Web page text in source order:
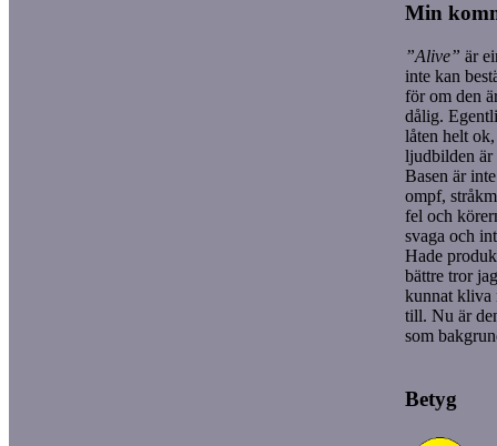
Min
”Alive” är
inte kan
för om den
dålig.
låten helt
ljudbilden är
Basen är
ompf,
fel och
svaga och
Hade
bättre tror
kunnat kliva
till. Nu är
som
Betyg